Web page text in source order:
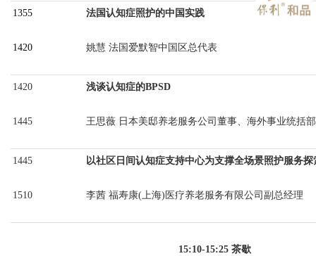
1355
1420
法国认知症照护的中国实践
姚慧 法国爱默智中国区总代表
1420
1445
浅谈认知症的BPSD
王思薇 日本美邸养老服务公司董事、海外事业统括
1445
1510
以社区日间认知症支持中心为支撑全场景照护服务探
李茜 福寿康(上海)医疗养老服务有限公司副总经理
15:10-15:25 茶歇